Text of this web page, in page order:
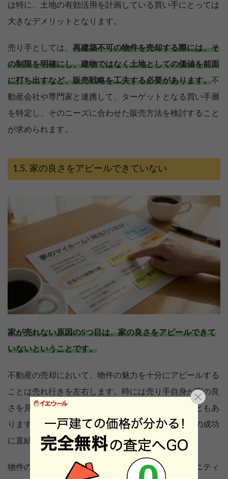
は特に、土地の有効活用を計画している買い手にとっては
大きなデメリットとなります。
売り手としては、 再建築不可の物件を売却する際には、そ
の制限を明確にし、建物ではなく土地としての価値を前面
に打ち出すなど、販売戦略を工夫する必要があります。不
動産会社や専門家と連携して、ターゲットとなる買い手層
を特定し、そのニーズに合わせた販売方法を検討すること
が求められます。
家の良さをアピールできていない
家が売れない原因の5つ目は、家の良さをアピールできて
いないということです。
不動産の売却において、物件の魅力を十分にアピールする
ことは売れ行きを左右します。時には売り手自身が家の良
さを見落とし、それを買い手に伝えきれていないこともあ
ります。家の良さをアピールすることは、売却活動の成功
に直結します。
物件の歴史、建築様式、独自の設計、近隣のコミュニティ